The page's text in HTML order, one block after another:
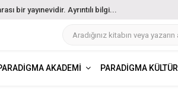
bir yayınevidir. Ayrıntılı bilgi...
AKADEMI PARADIGMA KÜLTÜR